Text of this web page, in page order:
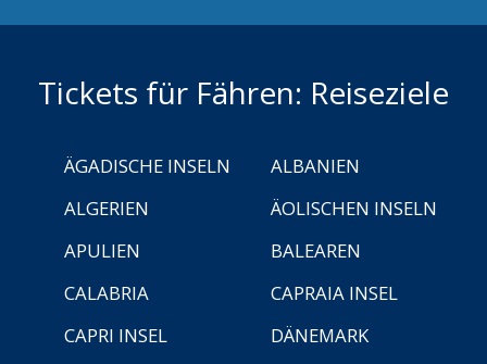
Tickets für Fähren: Reiseziele
ÄGADISCHE INSELN
ALBANIEN
ALGERIEN
ÄOLISCHEN INSELN
APULIEN
BALEAREN
CALABRIA
CAPRAIA INSEL
CAPRI INSEL
DÄNEMARK